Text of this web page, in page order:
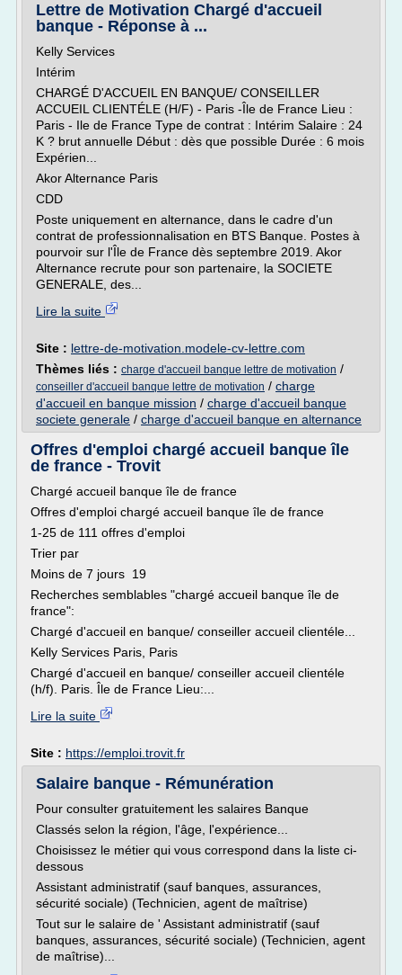
Lettre de Motivation Chargé d'accueil
banque - Réponse à ...
Kelly Services
Intérim
CHARGÉ D'ACCUEIL EN BANQUE/ CONSEILLER
ACCUEIL CLIENTÉLE (H/F) - Paris -Île de France Lieu :
Paris - Ile de France Type de contrat : Intérim Salaire : 24
K ? brut annuelle Début : dès que possible Durée : 6 mois
Expérien...
Akor Alternance Paris
CDD
Poste uniquement en alternance, dans le cadre d'un
contrat de professionnalisation en BTS Banque. Postes à
pourvoir sur l'Île de France dès septembre 2019. Akor
Alternance recrute pour son partenaire, la SOCIETE
GENERALE, des...
Lire la suite
Site : lettre-de-motivation.modele-cv-lettre.com
Thèmes liés : charge d'accueil banque lettre de motivation /
conseiller d'accueil banque lettre de motivation / charge
d'accueil en banque mission / charge d'accueil banque
societe generale / charge d'accueil banque en alternance
Offres d'emploi chargé accueil banque île
de france - Trovit
Chargé accueil banque île de france
Offres d'emploi chargé accueil banque île de france
1-25 de 111 offres d'emploi
Trier par
Moins de 7 jours 19
Recherches semblables "chargé accueil banque île de
france":
Chargé d'accueil en banque/ conseiller accueil clientéle...
Kelly Services Paris, Paris
Chargé d'accueil en banque/ conseiller accueil clientéle
(h/f). Paris. Île de France Lieu:...
Lire la suite
Site : https://emploi.trovit.fr
Salaire banque - Rémunération
Pour consulter gratuitement les salaires Banque
Classés selon la région, l'âge, l'expérience...
Choisissez le métier qui vous correspond dans la liste ci-
dessous
Assistant administratif (sauf banques, assurances,
sécurité sociale) (Technicien, agent de maîtrise)
Tout sur le salaire de ' Assistant administratif (sauf
banques, assurances, sécurité sociale) (Technicien, agent
de maîtrise)...